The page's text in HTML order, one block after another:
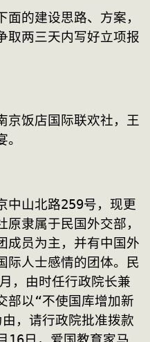
的建设思路、方案，
取两三天内写好立项报
京饭店国际联欢社，王
中山北路259号，现更
隶属于民国外交部，
成员为主，并有中国外
际人士感情的团体。民
，由时任行政院长兼
部以“不使国库增加新
，请行政院批准拨款